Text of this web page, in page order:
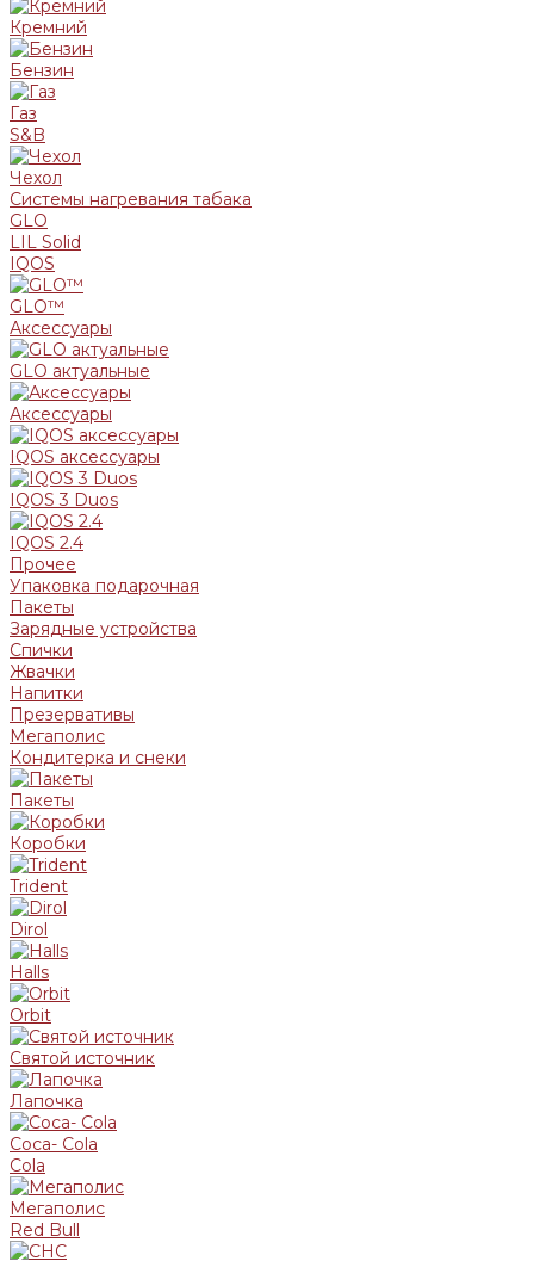
Кремний
Бензин
Газ
S&B
Чехол
Системы нагревания табака
GLO
LIL Solid
IQOS
GLO™
Аксессуары
GLO актуальные
Аксессуары
IQOS аксессуары
IQOS 3 Duos
IQOS 2.4
Прочее
Упаковка подарочная
Пакеты
Зарядные устройства
Спички
Жвачки
Напитки
Презервативы
Мегаполис
Кондитерка и снеки
Пакеты
Коробки
Trident
Dirol
Halls
Orbit
Святой источник
Лапочка
Coca- Cola
Cola
Мегаполис
Red Bull